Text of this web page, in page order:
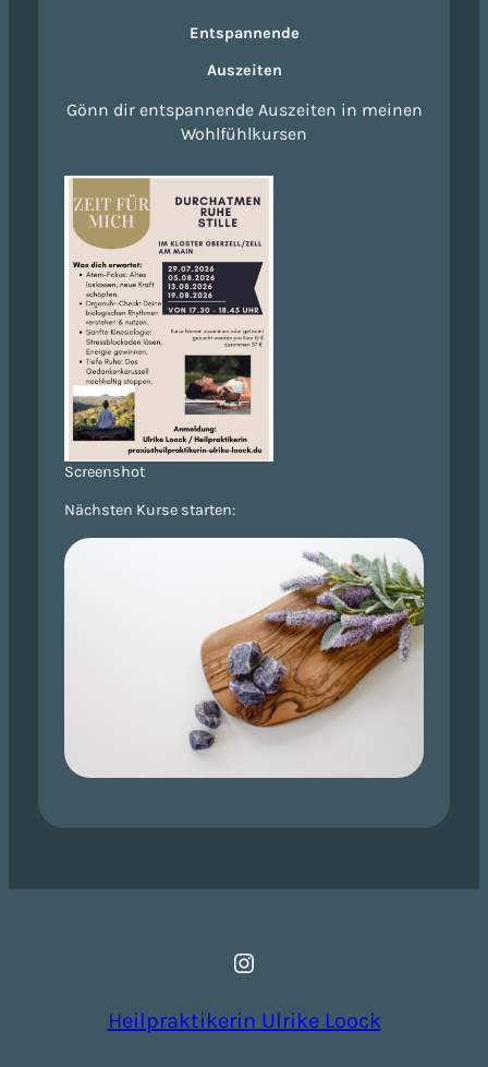
Entspannende
Auszeiten
Gönn dir entspannende Auszeiten in meinen
Wohlfühlkursen
Screenshot
Nächsten Kurse starten:
Instagram
Heilpraktikerin Ulrike Loock